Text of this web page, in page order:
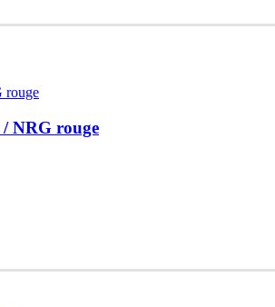
/ NRG rouge